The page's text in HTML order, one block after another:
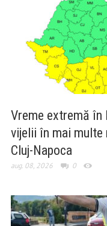
Vreme extremă în
vijelii în mai multe
Cluj-Napoca
aug. 08, 2026 0